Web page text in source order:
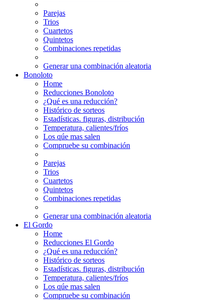
Parejas
Trios
Cuartetos
Quintetos
Combinaciones repetidas
Generar una combinación aleatoria
Bonoloto
Home
Reducciones Bonoloto
¿Qué es una reducción?
Histórico de sorteos
Estadísticas. figuras, distribución
Temperatura, calientes/fríos
Los qúe mas salen
Compruebe su combinación
Parejas
Trios
Cuartetos
Quintetos
Combinaciones repetidas
Generar una combinación aleatoria
El Gordo
Home
Reducciones El Gordo
¿Qué es una reducción?
Histórico de sorteos
Estadísticas. figuras, distribución
Temperatura, calientes/fríos
Los qúe mas salen
Compruebe su combinación